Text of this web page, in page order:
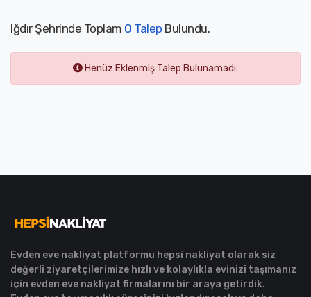
Iğdır Şehrinde Toplam 0 Talep Bulundu.
Henüz Eklenmiş Talep Bulunamadı.
Evden eve nakliyat platformu hepsi nakliyat olarak siz
değerli ziyaretçilerimize hızlı ve kolaylıkla evinizi taşımanız
için evden eve nakliyat firmalarını bir araya getirdik.